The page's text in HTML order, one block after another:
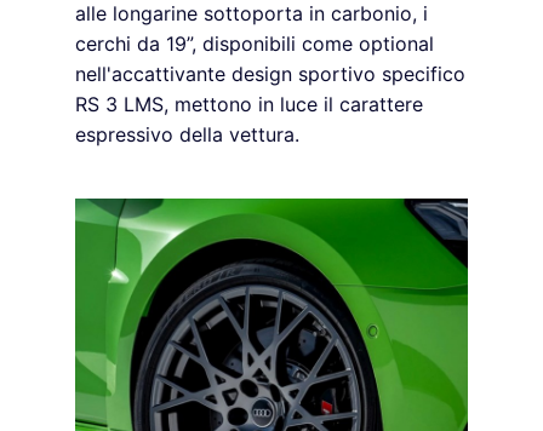
alle longarine sottoporta in carbonio, i
cerchi da 19”, disponibili come optional
nell'accattivante design sportivo specifico
RS 3 LMS, mettono in luce il carattere
espressivo della vettura.